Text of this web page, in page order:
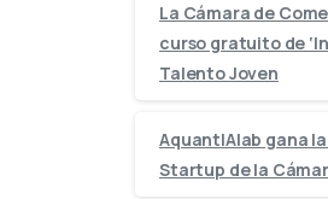
La Cámara de
curso gratuito de
Talento Joven
AquantIAlab gana
Startup de la